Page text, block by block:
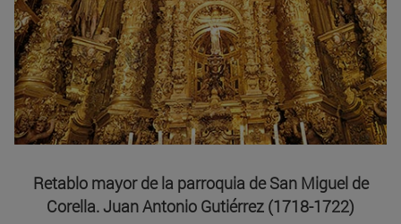
Retablo mayor de la parroquia de San Miguel de
Corella. Juan Antonio Gutiérrez (1718-1722)